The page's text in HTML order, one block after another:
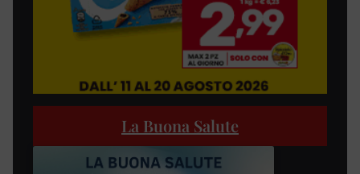
La Buona Salute